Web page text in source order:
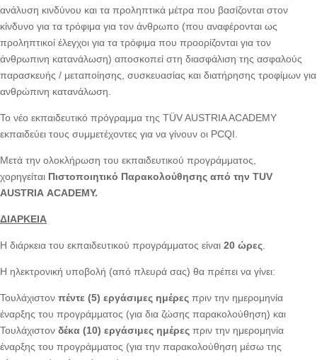
ανάλυση κινδύνου και τα προληπτικά μέτρα που βασίζονται στον
κίνδυνο για τα τρόφιμα για τον άνθρωπο (που αναφέρονται ως
προληπτικοί έλεγχοι για τα τρόφιμα που προορίζονται για τον
άνθρωπινη κατανάλωση) αποσκοπεί στη διασφάλιση της ασφαλούς
παρασκευής / μεταποίησης, συσκευασίας και διατήρησης τροφίμων για
ανθρώπινη κατανάλωση.
Το νέο εκπαιδευτικό πρόγραμμα της TÜV AUSTRIA ACADEMY
εκπαιδεύει τους συμμετέχοντες για να γίνουν οι PCQI.
Μετά την ολοκλήρωση του εκπαιδευτικού προγράμματος,
χορηγείται Πιστοποιητικό Παρακολούθησης από την TUV
AUSTRIA ACADEMY.
ΔΙΑΡΚΕΙΑ
Η διάρκεια του εκπαιδευτικού προγράμματος είναι 20 ώρες
Η ηλεκτρονική υποβολή (από πλευρά σας) θα πρέπει να γίνει:
Τουλάχιστον πέντε (5) εργάσιμες ημέρες πριν την ημερομηνία
έναρξης του προγράμματος (για δια ζώσης παρακολούθηση) και
Τουλάχιστον δέκα (10) εργάσιμες ημέρες πριν την ημερομηνία
έναρξης του προγράμματος (για την παρακολούθηση μέσω της